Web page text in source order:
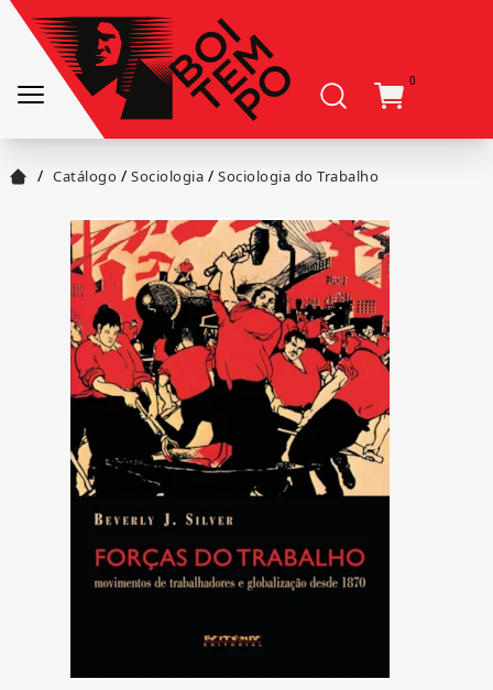
0
/ Catálogo / Sociologia / Sociologia do Trabalho